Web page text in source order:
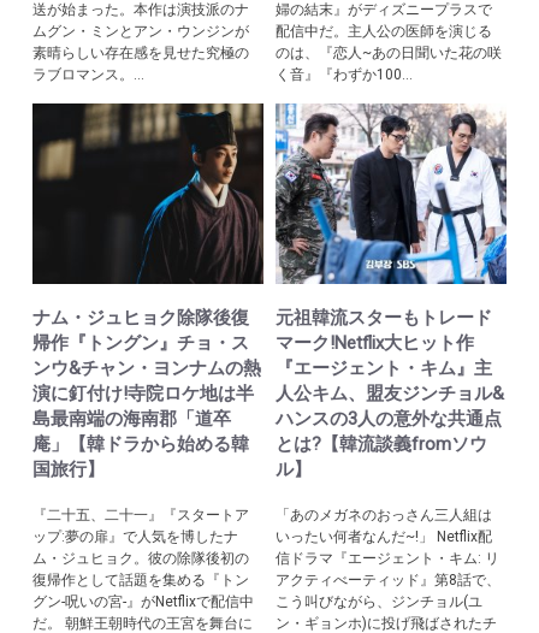
送が始まった。本作は演技派のナ
ムグン・ミンとアン・ウンジンが
素晴らしい存在感を見せた究極の
ラブロマンス。...
婦の結末』がディズニープラスで
配信中だ。主人公の医師を演じる
のは、『恋人~あの日聞いた花の咲
く音』『わずか100...
ナム・ジュヒョク除隊後復
帰作『トングン』チョ・ス
ンウ&チャン・ヨンナムの熱
演に釘付け!寺院ロケ地は半
島最南端の海南郡「道卒
庵」【韓ドラから始める韓
国旅行】
『二十五、二十一』『スタートア
ップ:夢の扉』で人気を博したナ
ム・ジュヒョク。彼の除隊後初の
復帰作として話題を集める『トン
グン-呪いの宮-』がNetflixで配信中
だ。 朝鮮王朝時代の王宮を舞台に
元祖韓流スターもトレード
マーク!Netflix大ヒット作
『エージェント・キム』主
人公キム、盟友ジンチョル&
ハンスの3人の意外な共通点
とは?【韓流談義fromソウ
ル】
「あのメガネのおっさん三人組は
いったい何者なんだ~!」 Netflix配
信ドラマ『エージェント・キム: リ
アクティべーティッド』第8話で、
こう叫びながら、ジンチョル(ユ
ン・ギョンホ)に投げ飛ばされたチ